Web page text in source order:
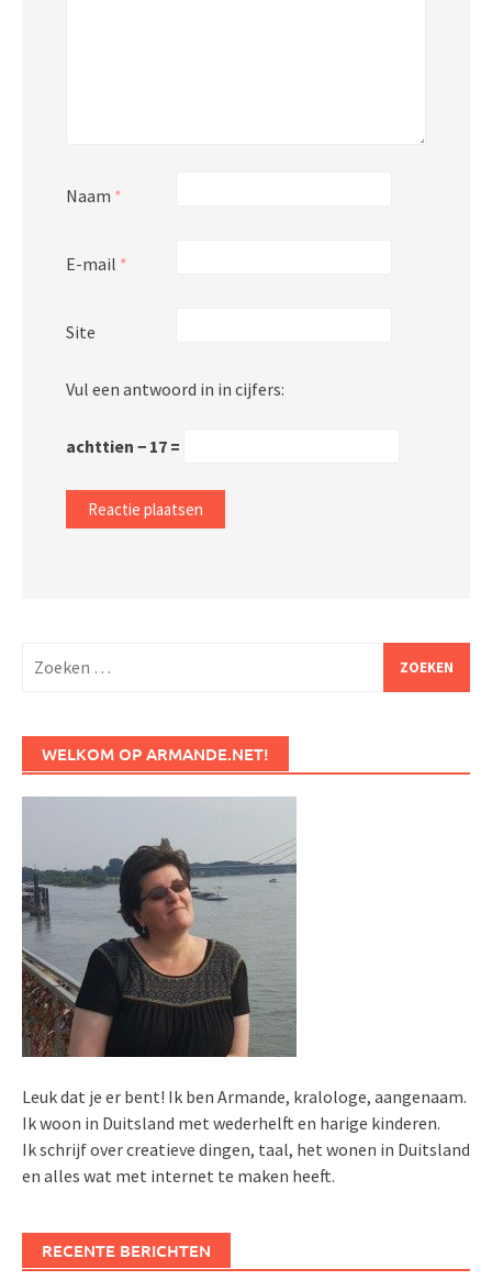
Naam *
E-mail *
Site
Vul een antwoord in in cijfers:
achttien − 17 =
naar:
WELKOM OP ARMANDE.NET!
Leuk dat je er bent! Ik ben Armande, kralologe, aangenaam.
Ik woon in Duitsland met wederhelft en harige kinderen.
Ik schrijf over creatieve dingen, taal, het wonen in Duitsland
en alles wat met internet te maken heeft.
RECENTE BERICHTEN